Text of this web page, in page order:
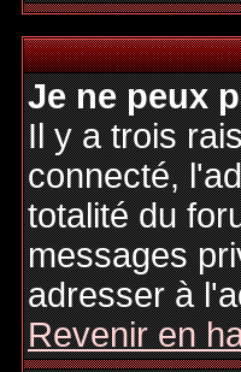
Je ne peux
Il y a trois
connecté,
totalité du
messages
adresser à
Revenir en